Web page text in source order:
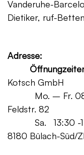
Vanderuhe-
Dietiker, ruf-
Adresse:
Mo. – Fr.
Sa. 13:30 -
8180